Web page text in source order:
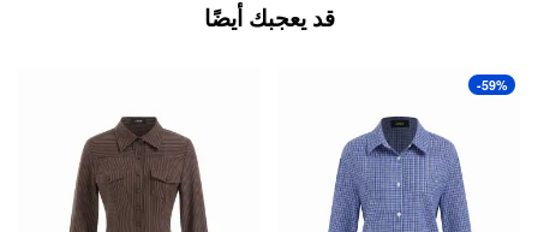
قد يعجبك أيضًا
-59%